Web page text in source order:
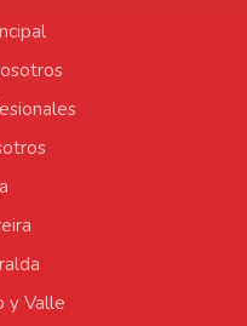
y Valle